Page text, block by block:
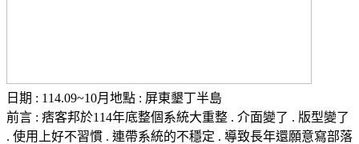
日期 : 114.09~10月地點 : 屏東墾丁半島
前言 : 痞客邦於114年底整個系統大重整 . 介面變了 . 版型變了
. 使用上好不習慣 . 連帶系統的不穩定 . 導致長年還願意寫部落